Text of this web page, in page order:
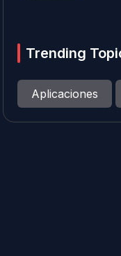
Trending
Aplicaciones